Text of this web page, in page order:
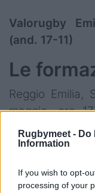
Rugbymeet - Do
Information
If you wish to opt-
processing of your
Valorugby
(and. 17-11)
Le
Reggio Emilia,
maggio, ore
semifinale
Leituala,
Wagenpfeil